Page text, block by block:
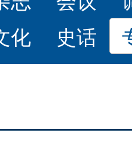
化
史话